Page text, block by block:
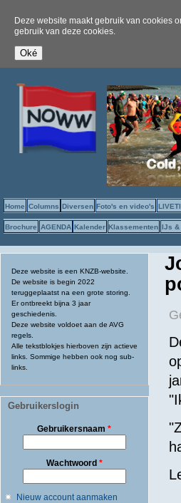
Deze website maakt gebruik van cookies
gebruik van deze cookies.
Home Columns Diversen Foto's en video's
Brochure AGENDA Kalender Klassementen IJs &
Deze website is een KNZB-website.
De website is begin 2022
teruggeplaatst na een grote storing.
Er ontbreekt bijna 3 jaar
geschiedenis.
Deze website voldoet aan de AVG
regels.
Alle tekstblokjes hierboven zijn actieve
links. Sommige hebben ook nog sub-
links.
Gebruikerslogin
Gebruikersnaam*
Wachtwoord *
Nieuw account aanmaken